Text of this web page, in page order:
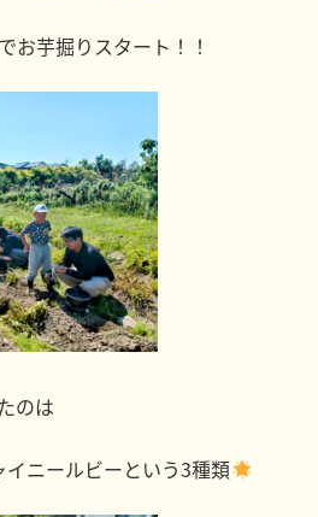
お芋掘りスタート！！
のは
ニールビーという3種類